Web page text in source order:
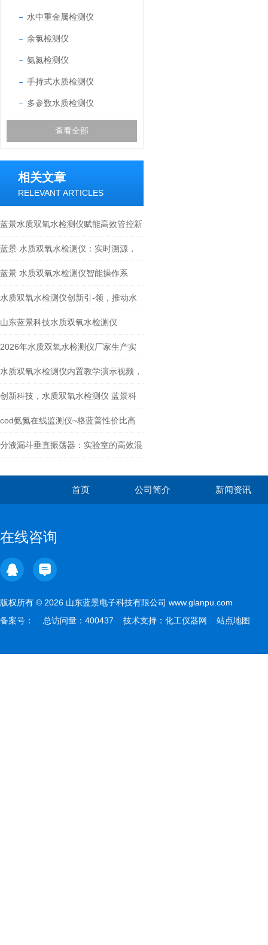
水中重金属检测仪
余氯检测仪
氨氮检测仪
手持式水质检测仪
多参数水质检测仪
查看全部
相关文章
RELEVANT ARTICLES
蓝景水质双氧水检测仪赋能高效管控新
时代
蓝景 水质双氧水检测仪：实时溯源，
为水环境监管插上科技翅膀
蓝景 水质双氧水检测仪智能操作系
统：重新定义水质检测效率
水质双氧水检测仪创新引-领，推动水
质检测行业发展
山东蓝景科技水质双氧水检测仪
2026年水质双氧水检测仪厂家生产实
力排行榜分析
水质双氧水检测仪内置教学演示视频，
这对用户操作仪器有什么实际帮助？
创新科技，水质双氧水检测仪 蓝景科
技
cod氨氮在线监测仪~格蓝普性价比高
分液漏斗垂直振荡器：实验室的高效混
首页 公司简介 新闻资讯
在线咨询
版权所有 © 2026 山东蓝景电子科技有限公司 www.glanpu.com
备案号：
总访问量：400437 技术支持： 化工仪器网 站点地图